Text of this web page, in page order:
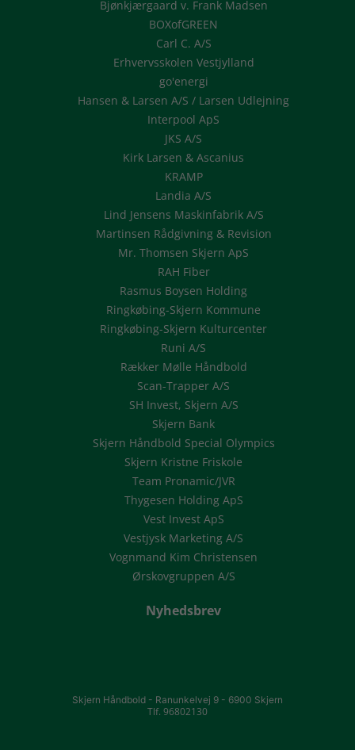
Bjønkjærgaard v. Frank Madsen
BOXofGREEN
Carl C. A/S
Erhvervsskolen Vestjylland
go'energi
Hansen & Larsen A/S / Larsen Udlejning
Interpool ApS
JKS A/S
Kirk Larsen & Ascanius
KRAMP
Landia A/S
Lind Jensens Maskinfabrik A/S
Martinsen Rådgivning & Revision
Mr. Thomsen Skjern ApS
RAH Fiber
Rasmus Boysen Holding
Ringkøbing-Skjern Kommune
Ringkøbing-Skjern Kulturcenter
Runi A/S
Rækker Mølle Håndbold
Scan-Trapper A/S
SH Invest, Skjern A/S
Skjern Bank
Skjern Håndbold Special Olympics
Skjern Kristne Friskole
Team Pronamic/JVR
Thygesen Holding ApS
Vest Invest ApS
Vestjysk Marketing A/S
Vognmand Kim Christensen
Ørskovgruppen A/S
Nyhedsbrev
Skjern Håndbold - Ranunkelvej 9 - 6900 Skjern
Tlf. 96802130